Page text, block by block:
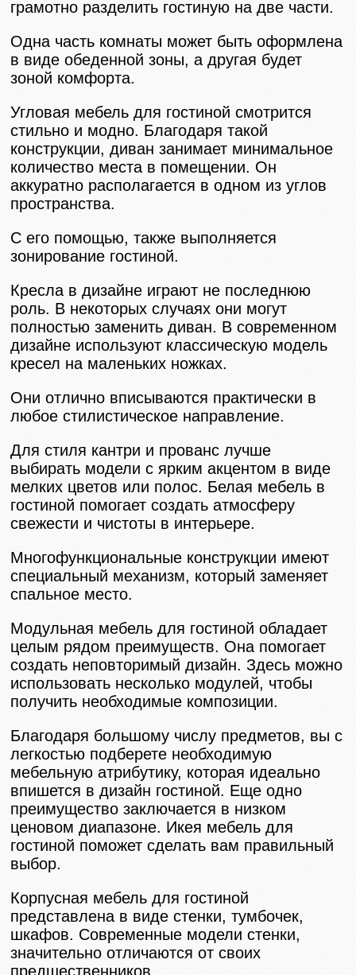
грамотно разделить гостиную на две части.
Одна часть комнаты может быть оформлена
в виде обеденной зоны, а другая будет
зоной комфорта.
Угловая мебель для гостиной смотрится
стильно и модно. Благодаря такой
конструкции, диван занимает минимальное
количество места в помещении. Он
аккуратно располагается в одном из углов
пространства.
С его помощью, также выполняется
зонирование гостиной.
Кресла в дизайне играют не последнюю
роль. В некоторых случаях они могут
полностью заменить диван. В современном
дизайне используют классическую модель
кресел на маленьких ножках.
Они отлично вписываются практически в
любое стилистическое направление.
Для стиля кантри и прованс лучше
выбирать модели с ярким акцентом в виде
мелких цветов или полос. Белая мебель в
гостиной помогает создать атмосферу
свежести и чистоты в интерьере.
Многофункциональные конструкции имеют
специальный механизм, который заменяет
спальное место.
Модульная мебель для гостиной обладает
целым рядом преимуществ. Она помогает
создать неповторимый дизайн. Здесь можно
использовать несколько модулей, чтобы
получить необходимые композиции.
Благодаря большому числу предметов, вы с
легкостью подберете необходимую
мебельную атрибутику, которая идеально
впишется в дизайн гостиной. Еще одно
преимущество заключается в низком
ценовом диапазоне. Икея мебель для
гостиной поможет сделать вам правильный
выбор.
Корпусная мебель для гостиной
представлена в виде стенки, тумбочек,
шкафов. Современные модели стенки,
значительно отличаются от своих
предшественников.